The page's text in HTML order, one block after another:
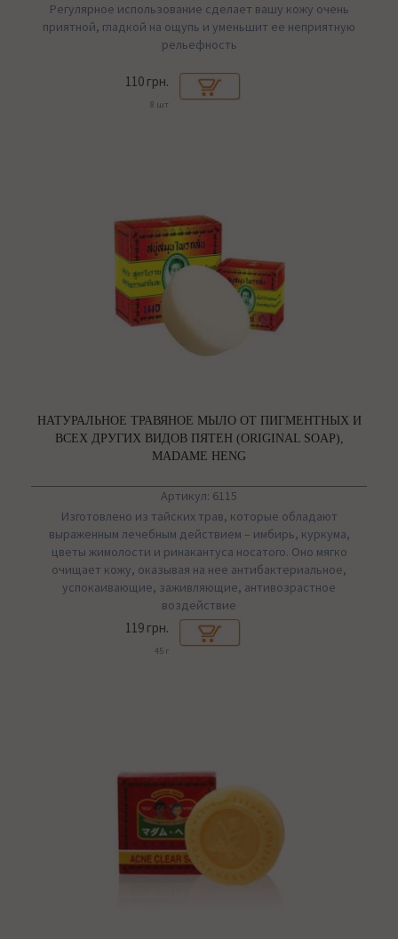
Регулярное использование сделает вашу кожу очень
приятной, гладкой на ощупь и уменьшит ее неприятную
рельефность
110 грн.
8 шт
НАТУРАЛЬНОЕ ТРАВЯНОЕ МЫЛО ОТ ПИГМЕНТНЫХ И
ВСЕХ ДРУГИХ ВИДОВ ПЯТЕН (ORIGINAL SOAP),
MADAME HENG
Артикул: 6115
Изготовлено из тайских трав, которые обладают
выраженным лечебным действием – имбирь, куркума,
цветы жимолости и ринакантуса носатого. Оно мягко
очищает кожу, оказывая на нее антибактериальное,
успокаивающие, заживляющие, антивозрастное
воздействие
119 грн.
45 г